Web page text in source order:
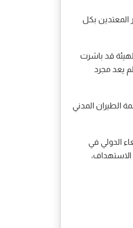
المعتدين بكل
قد باشرت
يعد مجرد
الطيران المدني
الدولي في
الاستهداف،